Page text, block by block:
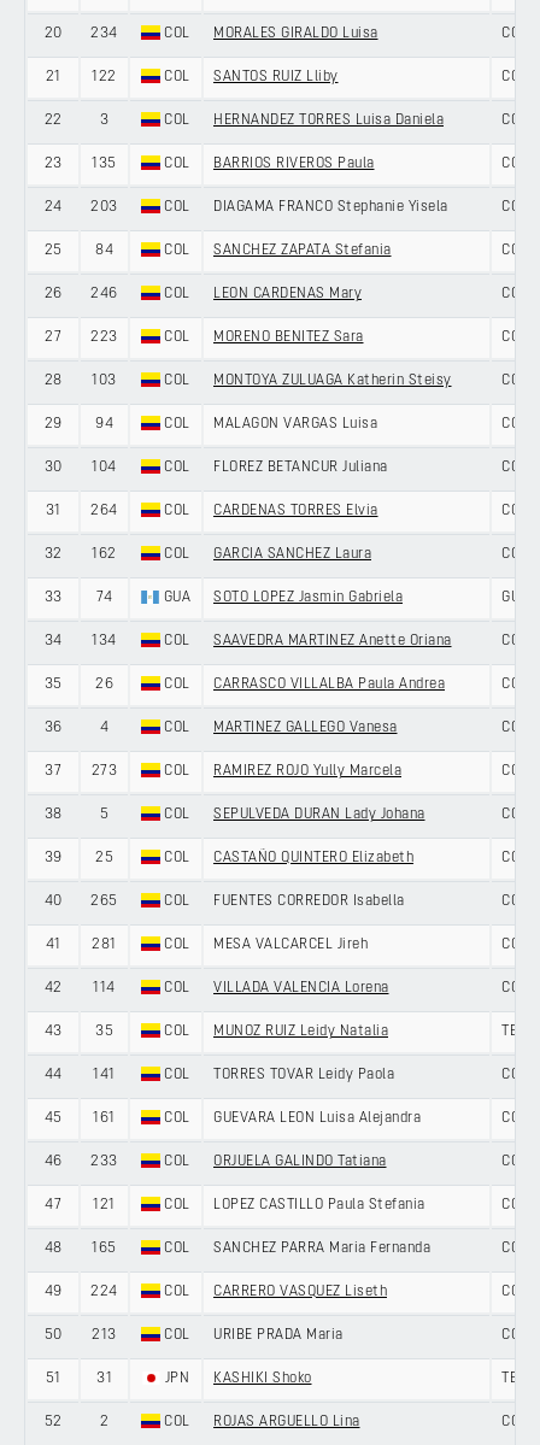
20 234 COL MORALES GIRALDO Luisa
21 122 COL SANTOS RUIZ Lliby
22 3 COL HERNANDEZ TORRES Luisa Daniela
23 135 COL BARRIOS RIVEROS Paula
24 203 COL DIAGAMA FRANCO Stephanie Yisela
25 84 COL SANCHEZ ZAPATA Stefania
26 246 COL LEON CARDENAS Mary
27 223 COL MORENO BENITEZ Sara
28 103 COL MONTOYA ZULUAGA Katherin Steisy
29 94 COL MALAGON VARGAS Luisa
30 104 COL FLOREZ BETANCUR Juliana
31 264 COL CARDENAS TORRES Elvia
32 162 COL GARCIA SANCHEZ Laura
33 74 GUA SOTO LOPEZ Jasmin Gabriela
34 134 COL SAAVEDRA MARTINEZ Anette Oriana
35 26 COL CARRASCO VILLALBA Paula Andrea
36 4 COL MARTINEZ GALLEGO Vanesa
37 273 COL RAMIREZ ROJO Yully Marcela
38 5 COL SEPULVEDA DURAN Lady Johana
39 25 COL CASTAÑO QUINTERO Elizabeth
40 265 COL FUENTES CORREDOR Isabella
41 281 COL MESA VALCARCEL Jireh
42 114 COL VILLADA VALENCIA Lorena
43 35 COL MUNOZ RUIZ Leidy Natalia
44 141 COL TORRES TOVAR Leidy Paola
45 161 COL GUEVARA LEON Luisa Alejandra
46 233 COL ORJUELA GALINDO Tatiana
47 121 COL LOPEZ CASTILLO Paula Stefania
48 165 COL SANCHEZ PARRA Maria Fernanda
49 224 COL CARRERO VASQUEZ Liseth
50 213 COL URIBE PRADA Maria
51 31 JPN KASHIKI Shoko
52 2 COL ROJAS ARGUELLO Lina